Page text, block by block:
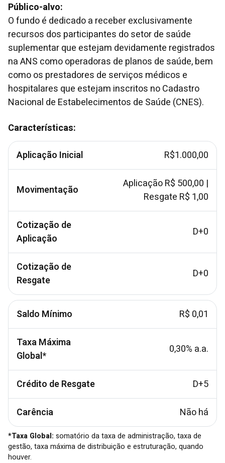
Público-alvo:
O fundo é dedicado a receber exclusivamente
recursos dos participantes do setor de saúde
suplementar que estejam devidamente registrados
na ANS como operadoras de planos de saúde, bem
como os prestadores de serviços médicos e
hospitalares que estejam inscritos no Cadastro
Nacional de Estabelecimentos de Saúde (CNES).
Características:
Aplicação Inicial
R$1.000,00
Movimentação
Aplicação R$ 500,00 |
Resgate R$ 1,00
Cotização de
Aplicação
D+0
Cotização de
Resgate
D+0
Saldo Mínimo R$ 0,01
Taxa Máxima
Global*
0,30% a.a.
Crédito de Resgate D+5
Carência Não há
*Taxa Global: somatório da taxa de administração, taxa de
gestão, taxa máxima de distribuição e estruturação, quando
houver.